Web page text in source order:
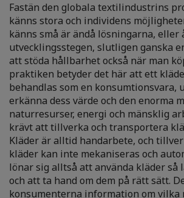
Fastän den globala textilindustrins
känns stora och individens
känns små är ändå lösningarna, eller
utvecklingsstegen, slutligen ganska
att stöda hållbarhet också när man
praktiken betyder det här att ett
behandlas som en konsumtionsvara,
erkänna dess värde och den enorma
naturresurser, energi och mänsklig
krävt att tillverka och transportera
Kläder är alltid handarbete, och
kläder kan inte mekaniseras och
lönar sig alltså att använda kläder så
och att ta hand om dem på rätt sätt.
konsumenterna information om vilka